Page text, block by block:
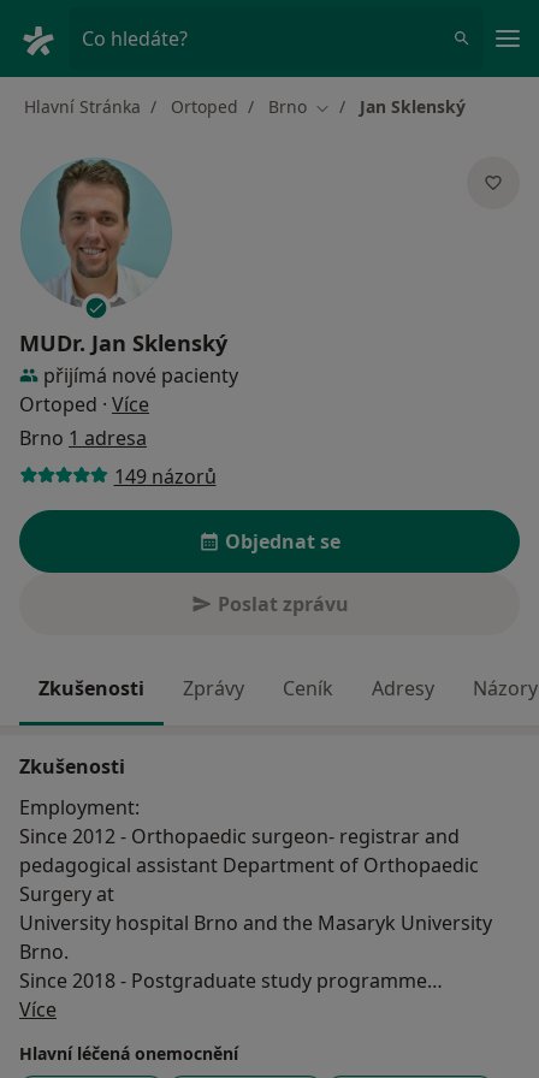
Co hledáte?
Hlavní Stránka Ortoped Brno Změna města
Jan Sklenský
MUDr. Jan Sklenský
přijímá nové pacienty
Ortoped · Více
Brno 1 adresa
149 názorů
Objednat se
Poslat zprávu
Zkušenosti Zprávy Ceník Adresy
Zkušenosti
Employment:
Since 2012 - Orthopaedic surgeon- registrar and
pedagogical assistant Department of Orthopaedic
Surgery at
University hospital Brno and the Masaryk University
Brno.
Since 2018 - Postgraduate study programme
(supervisor: prof. MUDr. Martin Repko, PhD.) at
Medical faculty of the Masaryk
University Brno. Thesis: Gait analysis in children with
Více
Hlavní léčená onemocnění